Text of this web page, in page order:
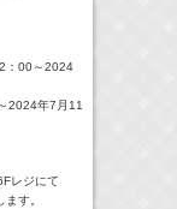
：00～2024
2024年7月11
レジにて
す。